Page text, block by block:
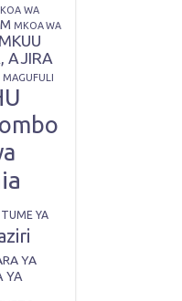
WA
MKOA WA
AJIRA
MAGUFULI
TUME YA
YA
YA